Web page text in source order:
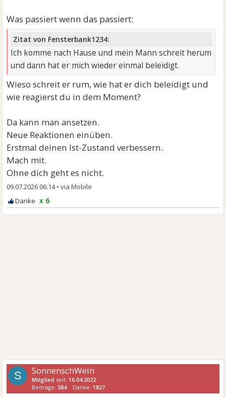
Was passiert wenn das passiert:
Zitat von Fensterbank1234:
Ich komme nach Hause und mein Mann schreit herum
und dann hat er mich wieder einmal beleidigt.
Wieso schreit er rum, wie hat er dich beleidigt und
wie reagierst du in dem Moment?
Da kann man ansetzen.
Neue Reaktionen einüben.
Erstmal deinen Ist-Zustand verbessern.
Mach mit.
Ohne dich geht es nicht.
09.07.2026 06:14•
x 6
S SonnenschWein
Mitglied seit: 16.04.2022
Beiträge:584 Danke: 1827